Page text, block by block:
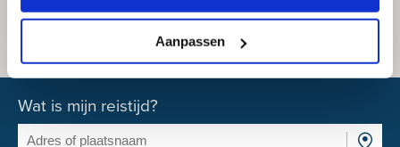
Aanpassen
Wat is mijn reistijd?